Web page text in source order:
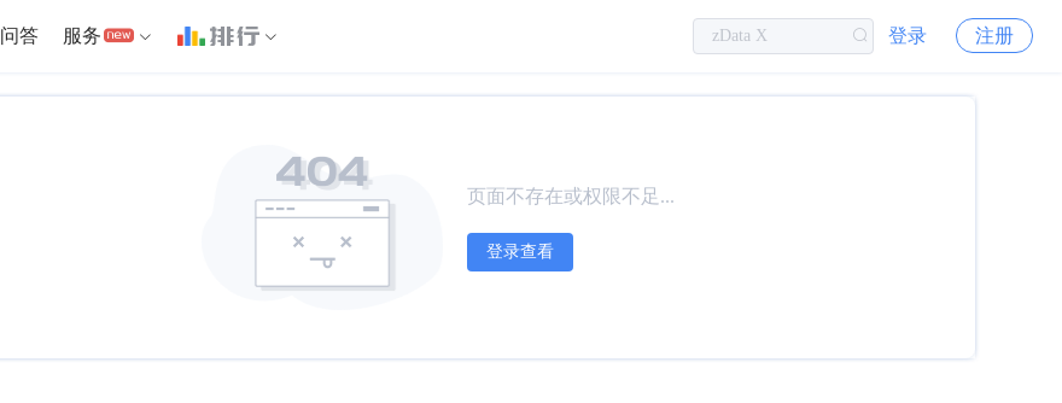
问答 服务 登录 注册
页面不存在或权限不足...
登录查看